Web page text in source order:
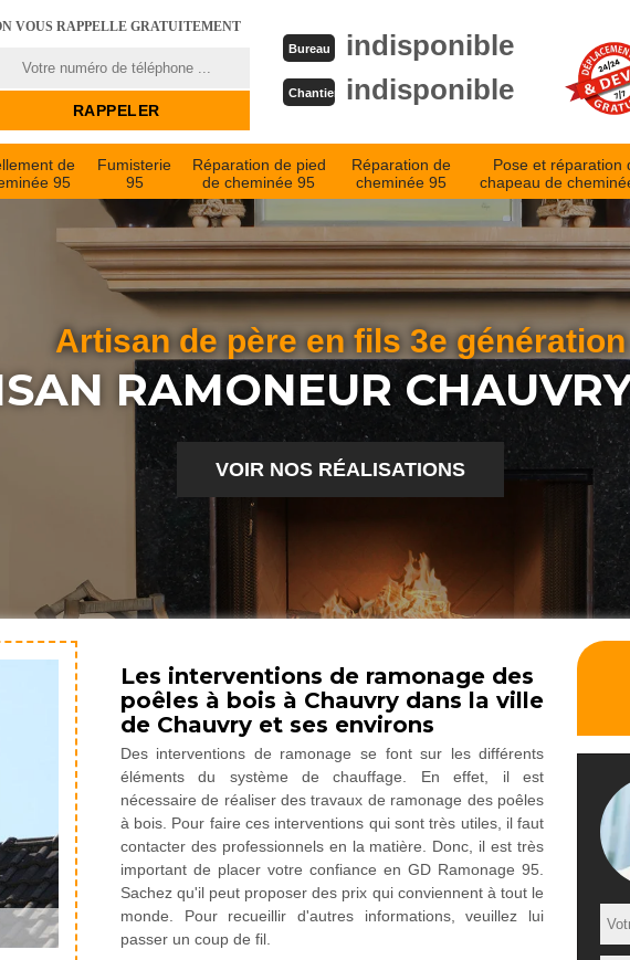
VOUS RAPPELLE GRATUITEMENT
Bureau indisponible
Chantier indisponible
de
95
Fumisterie
95
Réparation de pied
de cheminée 95
Réparation de
cheminée 95
Pose et réparation
chapeau de
Artisan de père en fils 3e génération
RAMONEUR
VOIR NOS RÉALISATIONS
Les interventions de ramonage des
poêles à bois à Chauvry dans la ville
de Chauvry et ses environs
Des interventions de ramonage se font sur les différents
éléments du système de chauffage. En effet, il est
nécessaire de réaliser des travaux de ramonage des poêles
à bois. Pour faire ces interventions qui sont très utiles, il faut
contacter des professionnels en la matière. Donc, il est très
important de placer votre confiance en GD Ramonage 95.
Sachez qu'il peut proposer des prix qui conviennent à tout le
monde. Pour recueillir d'autres informations, veuillez lui
passer un coup de fil.